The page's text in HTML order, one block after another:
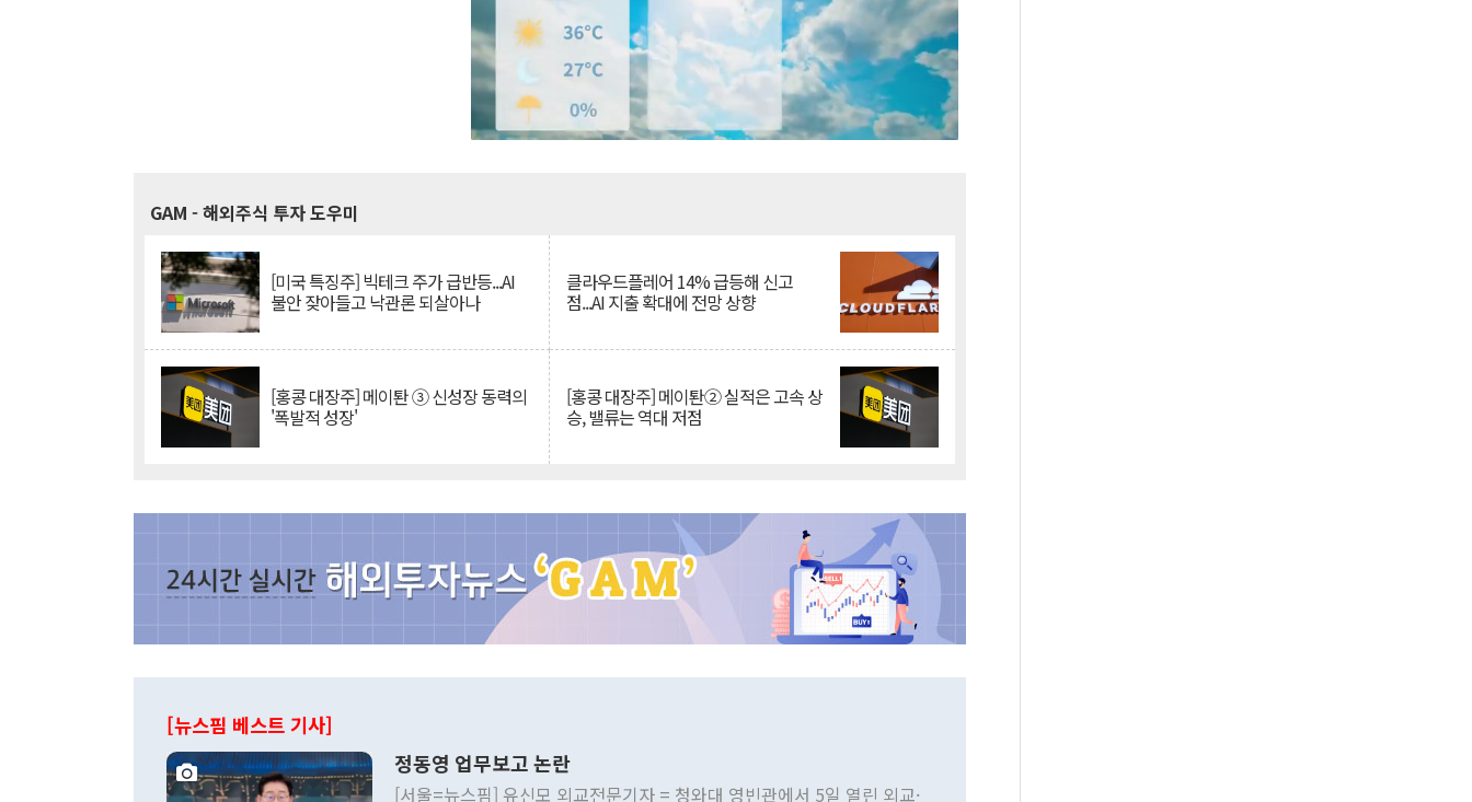
GAM - 해외주식 투자 도우미
[미국 특징주] 빅테크 주가 급반등...AI
불안 잦아들고 낙관론 되살아나
클라우드플레어 14% 급등해 신고
점...AI 지출 확대에 전망 상향
[홍콩 대장주] 메이퇀 ③ 신성장 동력의
'폭발적 성장'
[홍콩 대장주] 메이퇀② 실적은 고속 상
승, 밸류는 역대 저점
[뉴스핌 베스트 기사]
정동영 업무보고 논란
[서울=뉴스핌] 유신모 외교전문기자 = 청와대 영빈관에서 5일 열린 외교·